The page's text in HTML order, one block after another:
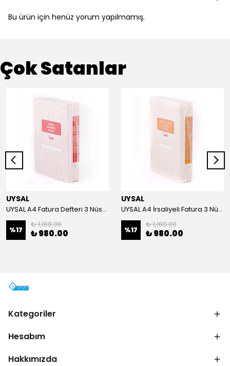
Bu ürün için henüz yorum yapılmamış.
Çok Satanlar
UYSAL
UYSAL A4 Fatura Defteri 3 Nüsha 50 Yaprak (5 Li Paket)
%17
₺ 1,180.00
₺ 980.00
UYSAL
UYSAL A4 İrsaliyeli Fatura 3 Nüsha 50 Yaprak (5 Li Paket)
%17
₺ 1,180.00
₺ 980.00
Kategoriler
Hesabım
Hakkımızda